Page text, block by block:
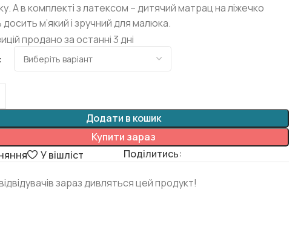
А в комплекті з латексом – дитячий матрац на ліжечко
м’який і зручний для малюка.
продано за останні 3 дні
Додати в кошик
Купити зараз
У вішліст Поділитись:
зараз дивляться цей продукт!